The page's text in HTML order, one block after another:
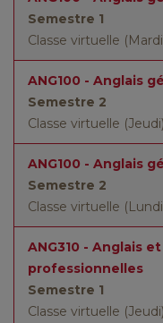
Semestre 1
Classe virtuelle
ANG100 - Anglais
Semestre 2
Classe virtuelle (Jeudi)
ANG100 - Anglais
Semestre 2
Classe virtuelle
ANG310 - Anglais
professionnelles
Semestre 1
Classe virtuelle (Jeudi)